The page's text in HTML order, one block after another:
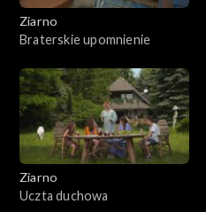
Ziarno
Braterskie upomnienie
Ziarno
Uczta duchowa